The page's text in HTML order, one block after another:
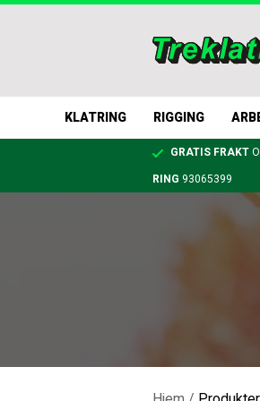
KLATRING RIGGING
GRATIS FRAKT
RING 93065399